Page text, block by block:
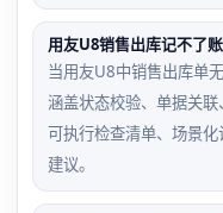
用友U8销售出库记不了
当用友U8中销售出库单
涵盖状态校验、单据关
可执行检查清单、场景
建议。